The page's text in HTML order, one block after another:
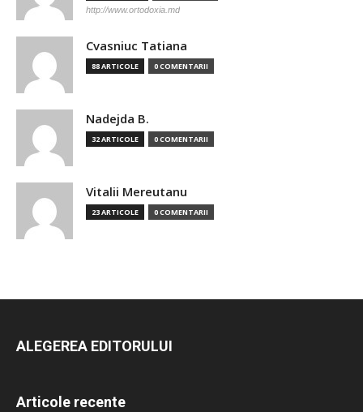
http://www.ortodoxia.md
Cvasniuc Tatiana
88 ARTICOLE 0 COMENTARII
Nadejda B.
32 ARTICOLE 0 COMENTARII
Vitalii Mereutanu
23 ARTICOLE 0 COMENTARII
ALEGEREA EDITORULUI
Articole recente